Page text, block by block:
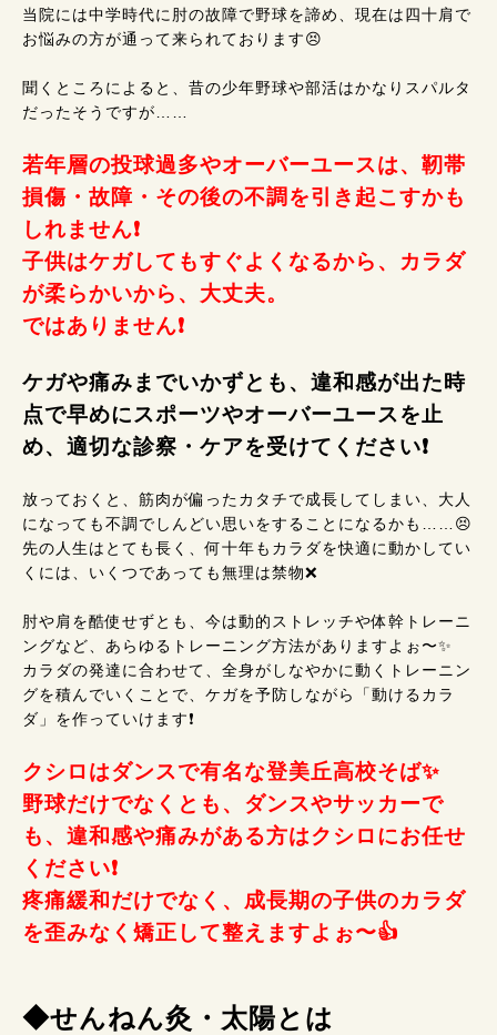
当院には中学時代に肘の故障で野球を諦め、現在は四十肩で
お悩みの方が通って来られております😣
聞くところによると、昔の少年野球や部活はかなりスパルタ
だったそうですが……
若年層の投球過多やオーバーユースは、靭帯
損傷・故障・その後の不調を引き起こすかも
しれません❗
子供はケガしてもすぐよくなるから、カラダ
が柔らかいから、大丈夫。
ではありません❗
ケガや痛みまでいかずとも、違和感が出た時
点で早めにスポーツやオーバーユースを止
め、適切な診察・ケアを受けてください❗
放っておくと、筋肉が偏ったカタチで成長してしまい、大人
になっても不調でしんどい思いをすることになるかも……😣
先の人生はとても長く、何十年もカラダを快適に動かしてい
くには、いくつであっても無理は禁物❌
肘や肩を酷使せずとも、今は動的ストレッチや体幹トレーニ
ングなど、あらゆるトレーニング方法がありますよぉ〜✨
カラダの発達に合わせて、全身がしなやかに動くトレーニン
グを積んでいくことで、ケガを予防しながら「動けるカラ
ダ」を作っていけます❗
クシロはダンスで有名な登美丘高校そば✨
野球だけでなくとも、ダンスやサッカーで
も、違和感や痛みがある方はクシロにお任せ
ください❗
疼痛緩和だけでなく、成長期の子供のカラダ
を歪みなく矯正して整えますよぉ〜👍
◆せんねん灸・太陽とは